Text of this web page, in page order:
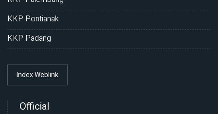
KKP Pontianak
KKP Padang
Index Weblink
Official